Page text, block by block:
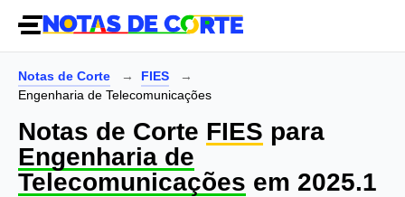
Notas de Corte
FIES
Engenharia de Telecomunicações
Notas de Corte FIES para
Engenharia de
Telecomunicações em 2025.1